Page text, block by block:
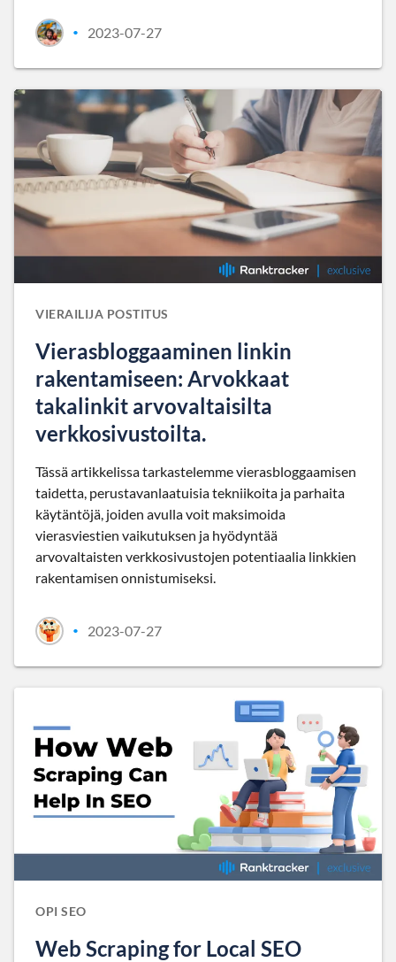
• 2023-07-27
VIERAILIJA POSTITUS
Vierasbloggaaminen linkin
rakentamiseen: Arvokkaat
takalinkit arvovaltaisilta
verkkosivustoilta.
Tässä artikkelissa tarkastelemme vierasbloggaamisen
taidetta, perustavanlaatuisia tekniikoita ja parhaita
käytäntöjä, joiden avulla voit maksimoida
vierasviestien vaikutuksen ja hyödyntää
arvovaltaisten verkkosivustojen potentiaalia linkkien
rakentamisen onnistumiseksi.
• 2023-07-27
OPI SEO
Web Scraping for Local SEO